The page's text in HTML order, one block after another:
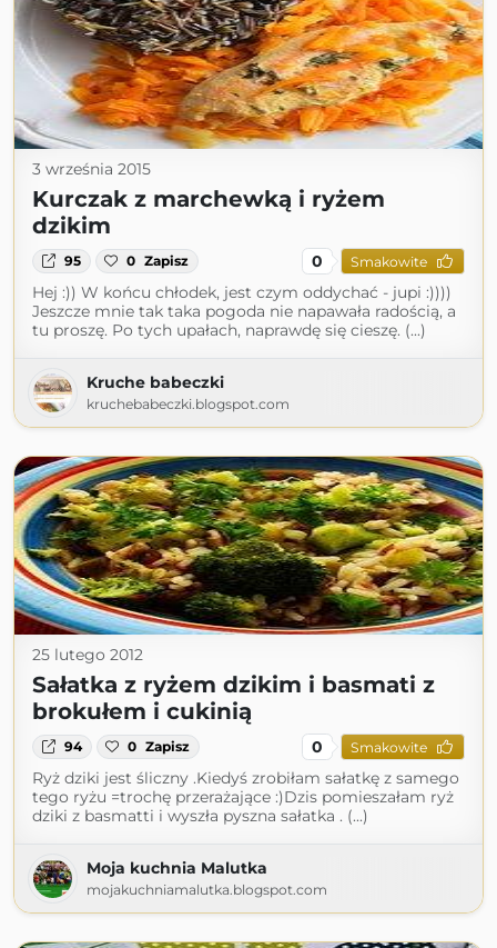
3 września 2015
Kurczak z marchewką i ryżem
dzikim
95 0 Zapisz 0 Smakowite
Hej :)) W końcu chłodek, jest czym oddychać - jupi :))))
Jeszcze mnie tak taka pogoda nie napawała radością, a
tu proszę. Po tych upałach, naprawdę się cieszę. (...)
Kruche babeczki
kruchebabeczki.blogspot.com
25 lutego 2012
Sałatka z ryżem dzikim i basmati z
brokułem i cukinią
94 0 Zapisz 0 Smakowite
Ryż dziki jest śliczny .Kiedyś zrobiłam sałatkę z samego
tego ryżu =trochę przerażające :)Dzis pomieszałam ryż
dziki z basmatti i wyszła pyszna sałatka . (...)
Moja kuchnia Malutka
mojakuchniamalutka.blogspot.com